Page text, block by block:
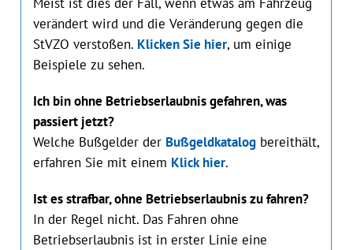
verändert wird und die Veränderung gegen die
StVZO verstoßen. Klicken Sie hier, um einige
Beispiele zu sehen.
Ich bin ohne Betriebserlaubnis gefahren, was
passiert jetzt?
Welche Bußgelder der Bußgeldkatalogbereithält,
erfahren Sie mit einem Klick hier.
Ist es strafbar, ohne Betriebserlaubnis zu fahren?
In der Regel nicht. Das Fahren ohne
Betriebserlaubnis ist in erster Linie eine